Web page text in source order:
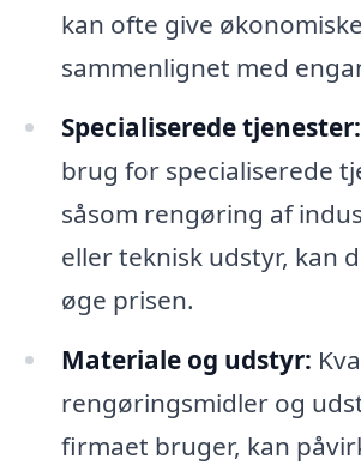
kan ofte give
sammenlignet med
Specialiserede tjenester:
brug for specialiserede
såsom rengøring af
eller teknisk udstyr, kan
øge prisen.
Materiale og udstyr:
rengøringsmidler og
firmaet bruger, kan